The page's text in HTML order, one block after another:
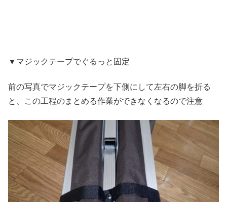
▼マジックテープでぐるっと固定
前の写真でマジックテープを下側にして左右の脚を折る
と、この工程のまとめる作業ができなくなるので注意